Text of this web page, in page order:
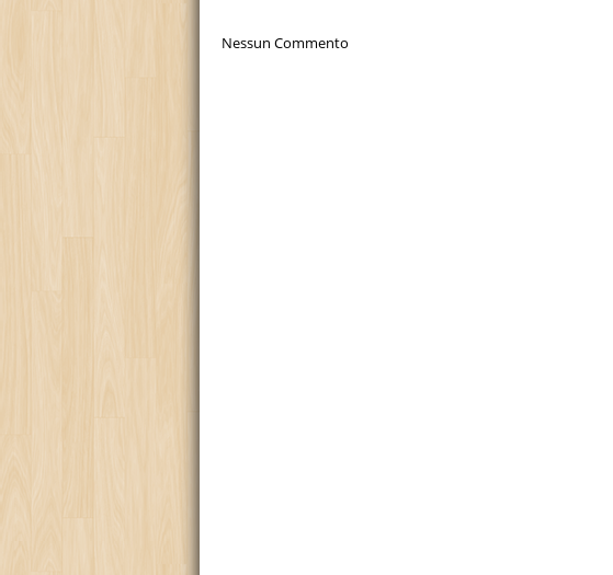
Nessun Commento